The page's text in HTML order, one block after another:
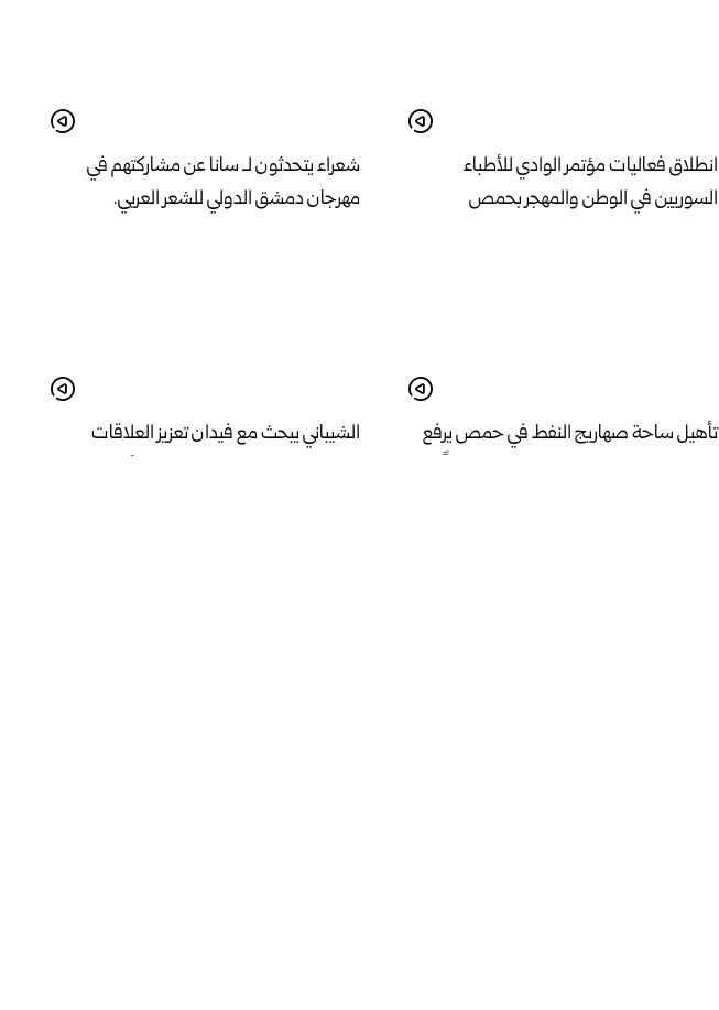
انطلاق فعاليات مؤتمر الوادي للأطباء
السوريين في الوطن والمهجر بحمص
شعراء يتحدثون لـ سانا عن مشاركتهم في
مهرجان دمشق الدولي للشعر العربي.
تأهيل ساحة صهاريج النفط في حمص يرفع
الشيباني يبحث مع فيدان تعزيز العلاقات